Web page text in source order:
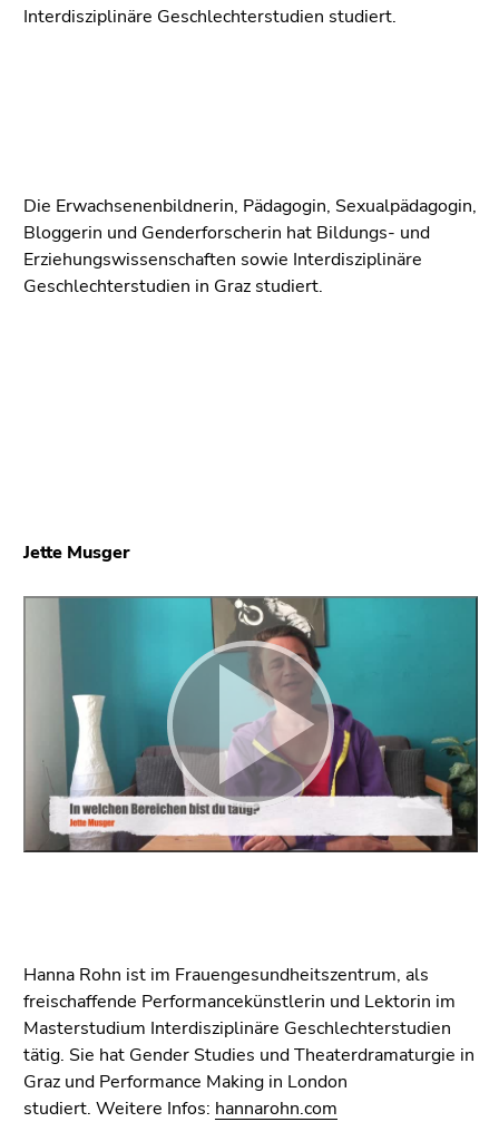
Interdisziplinäre Geschlechterstudien studiert.
Die Erwachsenenbildnerin, Pädagogin, Sexualpädagogin,
Bloggerin und Genderforscherin hat Bildungs- und
Erziehungswissenschaften sowie Interdisziplinäre
Geschlechterstudien in Graz studiert.
Jette Musger
Hanna Rohn ist im Frauengesundheitszentrum, als
freischaffende Performancekünstlerin und Lektorin im
Masterstudium Interdisziplinäre Geschlechterstudien
tätig. Sie hat Gender Studies und Theaterdramaturgie in
Graz und Performance Making in London
studiert. Weitere Infos: hannarohn.com